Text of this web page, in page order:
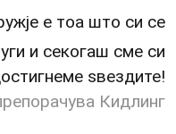
е тоа што си се
и секогаш сме си
ѕвездите!
Кидлинг